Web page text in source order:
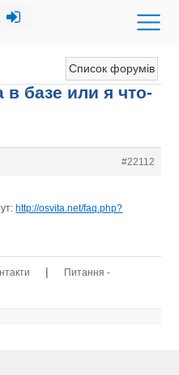
Список форумів
базе или я что-
#22112
http://osvita.net/faq.php?
|
Питання -